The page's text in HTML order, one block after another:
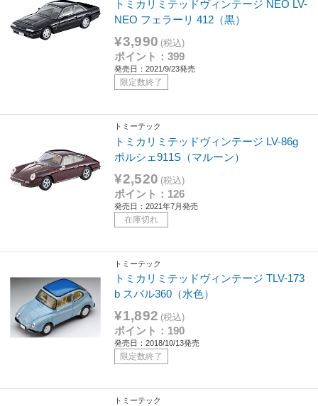
トミカリミテッドヴィンテージ NEO LV-
NEO フェラーリ 412（黒）
¥3,990 (税込)
ポイント：399
発売日：2021/9/23発売
限定数終了
トミーテック
トミカリミテッドヴィンテージ LV-86g
ポルシェ911S（マルーン）
¥2,520 (税込)
ポイント：126
発売日：2021年7月発売
在庫切れ
トミーテック
トミカリミテッドヴィンテージ TLV-173
b スバル360（水色）
¥1,892 (税込)
ポイント：190
発売日：2018/10/13発売
限定数終了
トミーテック